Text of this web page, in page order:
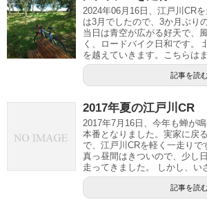
2024年06月16日、江戸川CR
は3月でしたので、3か月ぶり
当日は青空が広がる好天で、
く、ロードバイク日和です。
を越えていきます。こちらは
記事を読
2017年夏の江戸川CR
2017年7月16日、今年も蝉が
本番となりました。実家に戻
で、江戸川CRを軽く一走りで
真っ昼間はきついので、少し
走ってきました。 しかし、い
記事を読